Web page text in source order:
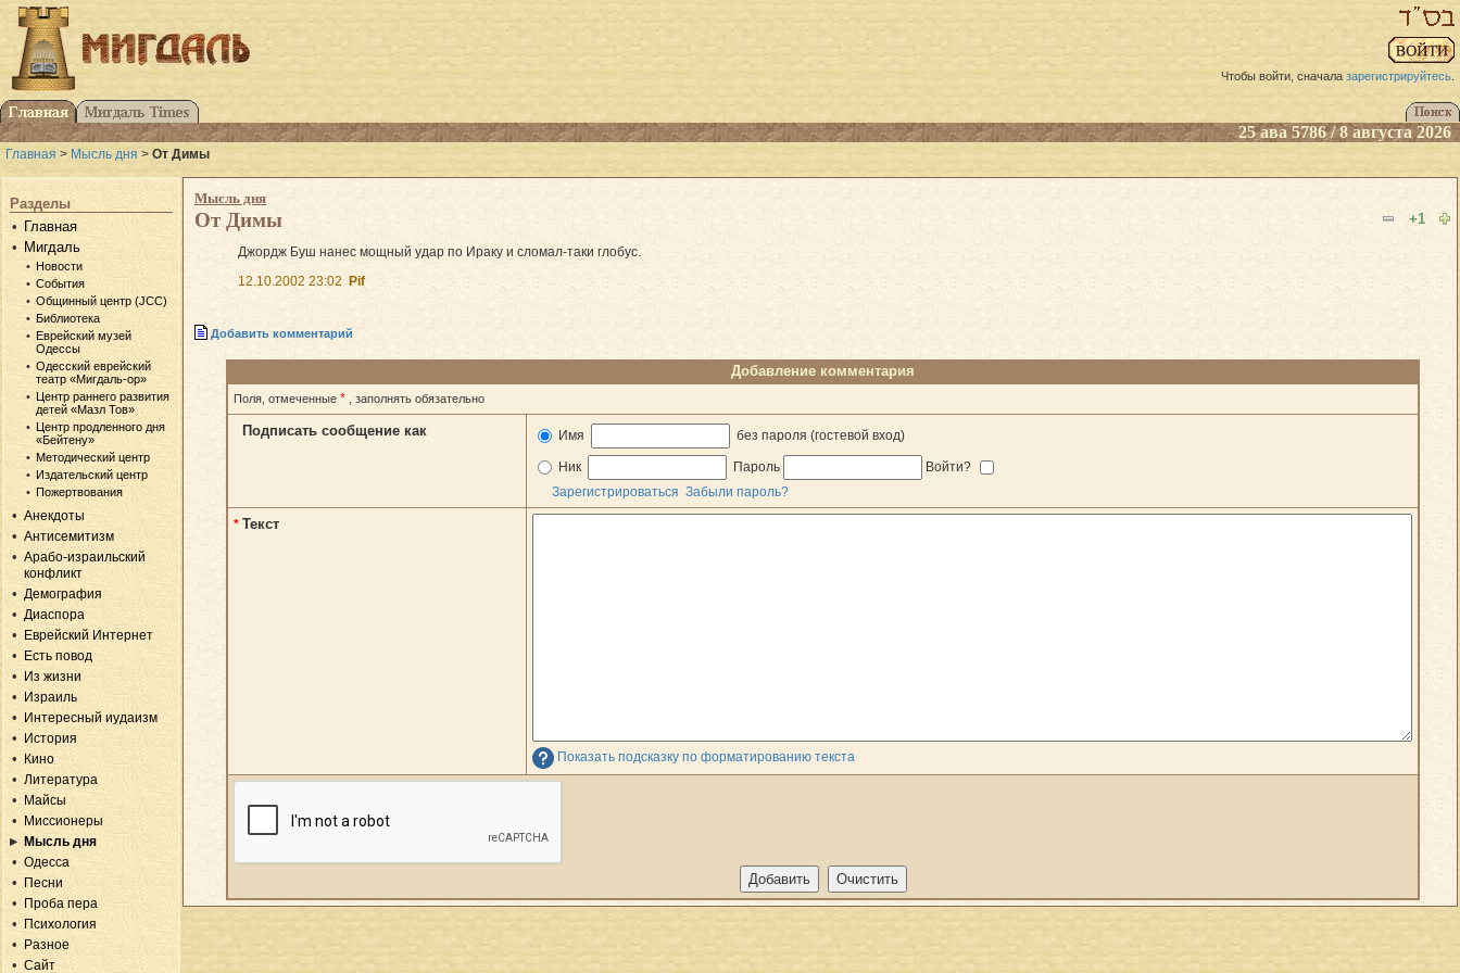
Чтобы войти, сначала зарегистрируйтесь.
25 ава 5786 / 8 августа 2026
Главная > Мысль дня > От Димы
Разделы
Главная
Мигдаль
Новости
События
Общинный центр (JCC)
Библиотека
Еврейский музей
Одессы
Одесский еврейский
театр «Мигдаль-ор»
Центр раннего развития
детей «Мазл Тов»
Центр продленного дня
«Бейтену»
Методический центр
Издательский центр
Пожертвования
Анекдоты
Антисемитизм
Арабо-израильский
конфликт
Демография
Диаспора
Еврейский Интернет
Есть повод
Из жизни
Израиль
Интересный иудаизм
История
Кино
Литература
Майсы
Миссионеры
Мысль дня
Одесса
Песни
Проба пера
Психология
Разное
Сайт
Мысль дня
+1
От Димы
Джордж Буш нанес мощный удар по Ираку и сломал-таки глобус.
12.10.2002 23:02 Pif
Добавить комментарий
Добавление комментария
Поля, отмеченные * , заполнять обязательно
Подписать сообщение как Имя без пароля (гостевой вход)
Ник Пароль
Войти?
Зарегистрироваться Забыли пароль?
* Текст
Показать подсказку по форматированию текста